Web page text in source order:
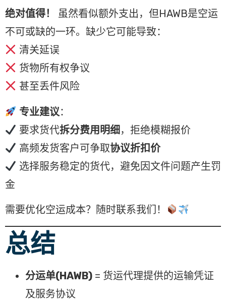
绝对值得！
虽然看似额外支出，但HAWB是空运
不可或缺的一环。缺少它可能导致：
清关延误
货物所有权争议
甚至丢件风险
专业建议：
要求货代拆分费用明细 ，拒绝模糊报价
高频发货客户可争取协议折扣价
选择服务稳定的货代，避免因文件问题产生罚
金
需要优化空运成本？随时联系我们！
总结
分运单(HAWB) = 货运代理提供的运输凭证
及服务协议